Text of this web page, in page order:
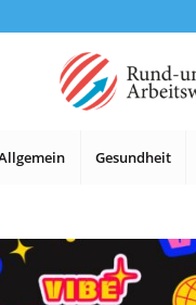
Gesundheit